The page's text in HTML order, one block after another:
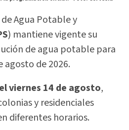
Agua Potable y
) mantiene vigente su
de agua potable para
de 2026.
viernes 14 de agosto,
y residenciales
diferentes horarios.